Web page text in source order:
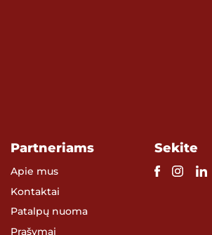
Partneriams
Apie mus
Kontaktai
Patalpų nuoma
Prašymai
Sekite